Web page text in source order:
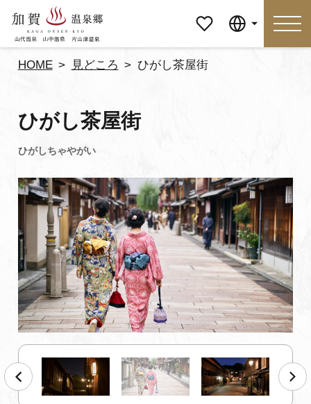
ージ
特集
見どころ 食べる
おみやげ イベント
泊まる アクセス
マイページ
初めての加賀温泉郷
加賀に泊まって！北陸巡り♪
HOME 見どころ ひがし茶屋街
ひがし茶屋街